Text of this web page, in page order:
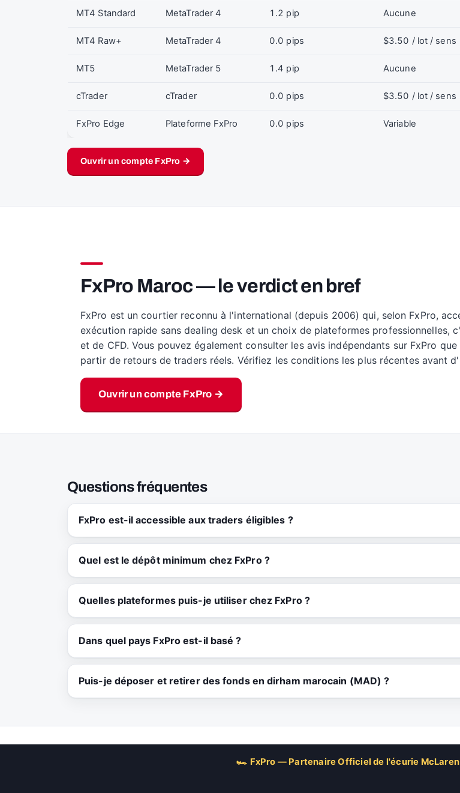
MT4 Standard MetaTrader 4 1.2 pip Aucune
MT4 Raw+ MetaTrader 4 0.0 pips $3.50 / lot / sens
MT5 MetaTrader 5 1.4 pip Aucune
cTrader cTrader 0.0 pips $3.50 / lot / sens
FxPro Edge Plateforme FxPro 0.0 pips Variable
Ouvrir un compte FxPro →
FxPro Maroc — le verdict en bref
FxPro est un courtier reconnu à l'international (depuis 2006) qui, selon FxPro,
exécution rapide sans dealing desk et un choix de plateformes professionnelles,
et de CFD. Vous pouvez également consulter les avis indépendants sur FxPro
partir de retours de traders réels. Vérifiez les conditions les plus récentes avant
Ouvrir un compte FxPro →
Questions fréquentes
FxPro est-il accessible aux traders éligibles ?
Quel est le dépôt minimum chez FxPro ?
Quelles plateformes puis-je utiliser chez FxPro ?
Dans quel pays FxPro est-il basé ?
Puis-je déposer et retirer des fonds en dirham marocain (MAD) ?
🏎 FxPro — Partenaire Officiel de l'écurie McLaren